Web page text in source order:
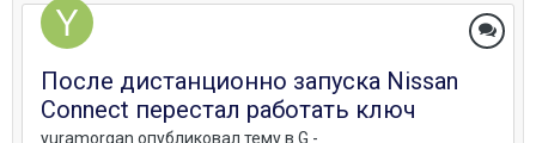
После дистанционно запуска Nissan
Connect перестал работать ключ
yuramorgan опубликовал тему в G -